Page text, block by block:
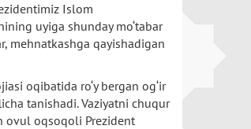
Islom
uyiga shunday mo‘tabar
mehnatkashga qayishadigan
oqibatida ro‘y bergan og‘ir
tanishadi. Vaziyatni chuqur
ovul oqsoqoli Prezident